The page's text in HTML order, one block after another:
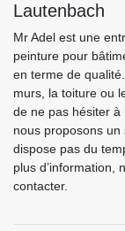
Lautenbach
Mr Adel est une
peinture pour
en terme de
murs, la toiture ou
de ne pas hésiter à
nous proposons
dispose pas du
plus d’information,
contacter.